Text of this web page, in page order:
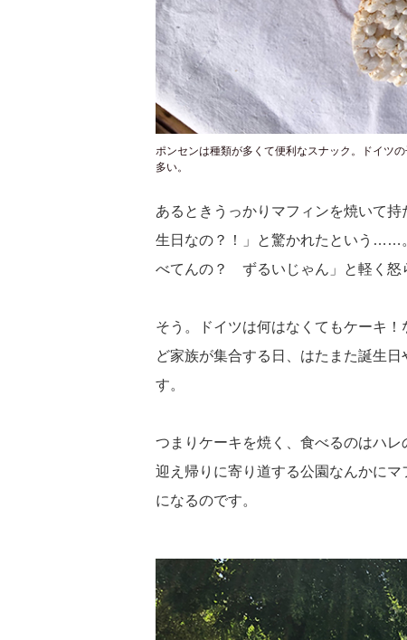
ポンセンは種類が多くて便利なスナック。ドイツ
多い。
あるときうっかりマフィンを焼いて
生日なの？！」と驚かれたという……
べてんの？ ずるいじゃん」と軽く怒
そう。ドイツは何はなくてもケーキ
ど家族が集合する日、はたまた誕生
す。
つまりケーキを焼く、食べるのはハ
迎え帰りに寄り道する公園なんかに
になるのです。